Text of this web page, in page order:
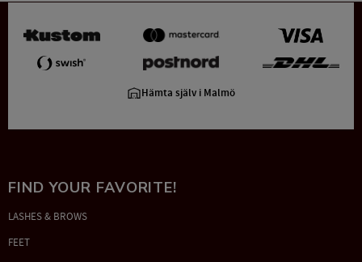
Hämta själv i Malmö
FIND YOUR FAVORITE!
LASHES & BROWS
FEET